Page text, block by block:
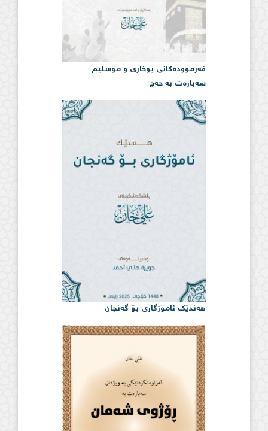
فەرموودەكانی بوخاری و موسلیم
سەبارەت بە حەج
هەندێک ئامۆژگاری بۆ گەنجان